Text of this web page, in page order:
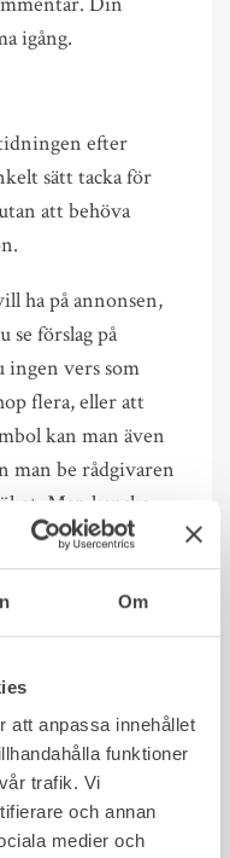
Om
att anpassa innehållet
funktioner
trafik. Vi
och annan
medier och
igång.
efter
sätt tacka för
att behöva
ha på annonsen,
se förslag på
ingen vers som
flera, eller att
kan man även
man be rådgivaren
Man kanske
i en befintlig
detalj färglagd i
konstiga, utan
gärna får vara
ut din skiss och
den direkt till oss